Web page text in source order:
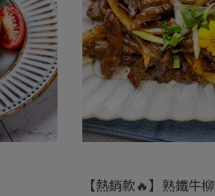
【熱銷款🔥】熟鐵牛柳